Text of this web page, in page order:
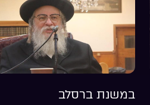
במשנת ברסלב